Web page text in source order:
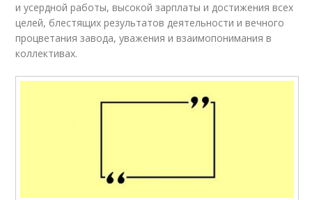
и усердной работы, высокой зарплаты и достижения всех
целей, блестящих результатов деятельности и вечного
процветания завода, уважения и взаимопонимания в
коллективах.